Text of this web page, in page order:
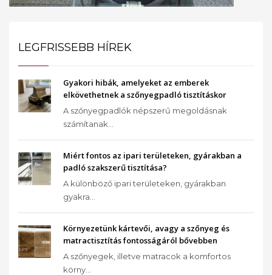
LEGFRISSEBB HÍREK
Gyakori hibák, amelyeket az emberek
elkövethetnek a szőnyegpadló tisztításkor
A szőnyegpadlók népszerű megoldásnak
számítanak...
Miért fontos az ipari területeken, gyárakban a
padló szakszerű tisztítása?
A különböző ipari területeken, gyárakban
gyakra...
Környezetünk kártevői, avagy a szőnyeg és
matractisztítás fontosságáról bővebben
A szőnyegek, illetve matracok a komfortos
körny...